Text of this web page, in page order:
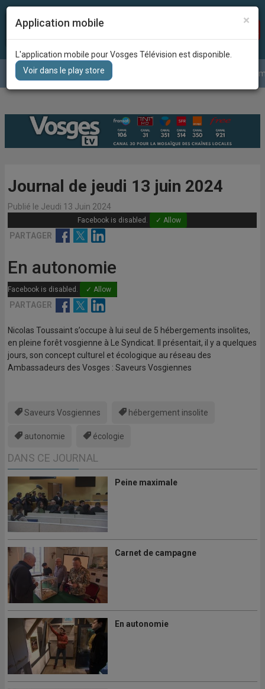
Le journal Grille des
Journal de jeudi 13 juin 2024
Publié le Jeudi 13 Juin 2024
Facebook is disabled. ✓ Allow
PARTAGER Facebook
Twitter
En autonomie
Facebook is disabled. ✓ Allow
PARTAGER Facebook
Twitter
Nicolas Toussaint s’occupe à lui seul de 5 hébergements insolites,
en pleine forêt vosgienne à Le Syndicat. Il présentait, il y a quelques
jours, son concept culturel et écologique au réseau des
Ambassadeurs des Vosges : Saveurs Vosgiennes
Saveurs Vosgiennes hébergement insolite
autonomie écologie
DANS CE JOURNAL
Peine maximale
Carnet de campagne
En autonomie
×
Application mobile
L'application mobile pour Vosges Télévision est disponible.
Voir dans le play store